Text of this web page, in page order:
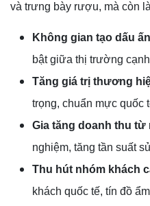
và trưng bày rượu, mà còn
Không gian tạo dấu
bật giữa thị trường
Tăng giá trị thương
trọng, chuẩn mực quốc
Gia tăng doanh thu
nghiệm, tăng tần suất
Thu hút nhóm khách
khách quốc tế, tín đồ